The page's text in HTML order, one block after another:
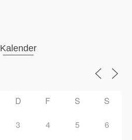
Kalender
D F S S
3 4 5 6